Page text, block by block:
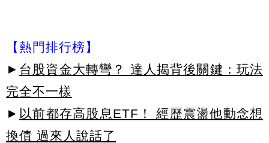
【熱門排行榜】
► 台股資金大轉彎？ 達人揭背後關鍵：玩法
完全不一樣
► 以前都存高股息ETF！ 經歷震盪他動念想
換債 過來人說話了